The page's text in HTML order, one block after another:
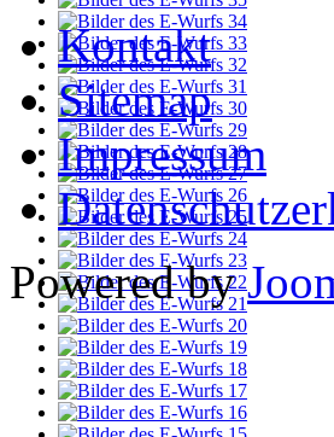
Kontakt
Sitemap
Impressum
Powered by